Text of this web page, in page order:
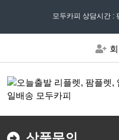
모든 문의는02) 302 - 7797
모두카피 상담시간 :